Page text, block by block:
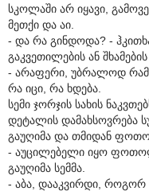
სკოლაში არ იყავი,
მეთქი და აი.
- და რა გინდოდა? -
გაკვეთილების ან
- არაფერი, უბრალოდ
რა იცი, რა ხდება.
სემი ჯორჯის სახის
დეტალის დამახსოვრება
გაუღიმა და თმიდან
- აუცილებელი იყო
გაუღიმა სემმა.
- აბა, დააკვირდი,